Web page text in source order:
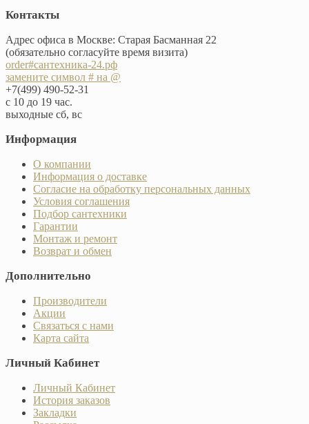
Контакты
Адрес офиса в Москве: Старая Басманная 22
(обязательно согласуйте время визита)
order#сантехника-24.рф
замените символ # на @
+7(499) 490-52-31
с 10 до 19 час.
выходные сб, вс
Информация
О компании
Информация о доставке
Согласие на обработку персональных данных
Условия соглашения
Подбор сантехники
Гарантии
Монтаж и ремонт
Возврат и обмен
Дополнительно
Производители
Акции
Связаться с нами
Карта сайта
Личный Кабинет
Личный Кабинет
История заказов
Закладки